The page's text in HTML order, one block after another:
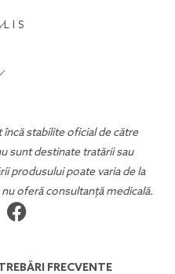
stabilite oficial de către
sunt destinate tratării sau
produsului poate varia de la
oferă consultanță medicală.
FRECVENTE